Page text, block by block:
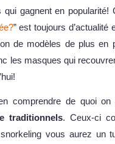
gagnent en popularité!
” est toujours
de modèles de plus
les masques qui
comprendre de quoi
traditionnels. Ceux-ci
vous aurez un